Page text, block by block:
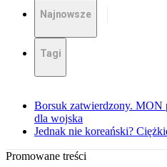
Najnowsze
Tagi
Borsuk zatwierdzony. MON
dla wojska
Jednak nie koreański?
Promowane treści